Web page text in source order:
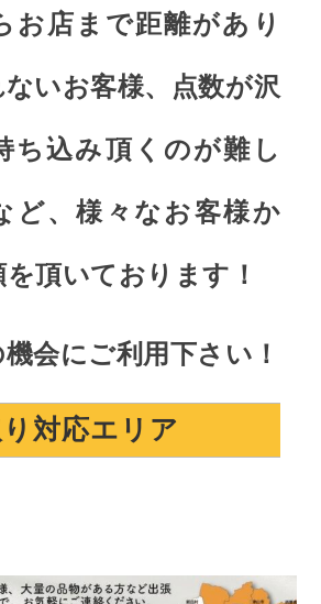
お店まで距離があり
いお客様、点数が沢
ち込み頂くのが難し
ど、様々なお客様か
頂いております！
会にご利用下さい！
対応エリア